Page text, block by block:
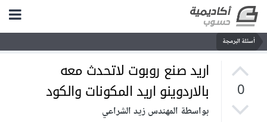
أسئلة البرمجة
0
اريد صنع روبوت لاتحدث معه
بالاردوينو اريد المكونات والكود
بواسطة المهندس زيد الشراعي